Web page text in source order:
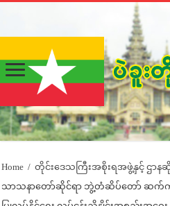
Home / တိုင်းဒေသကြီးအစိုးရအဖွဲ့နှင့် ဌာနဆို
သာသနာတော်ဆိုင်ရာ ဘွဲ့တံဆိပ်တော် ဆက်ကပ်လှူ